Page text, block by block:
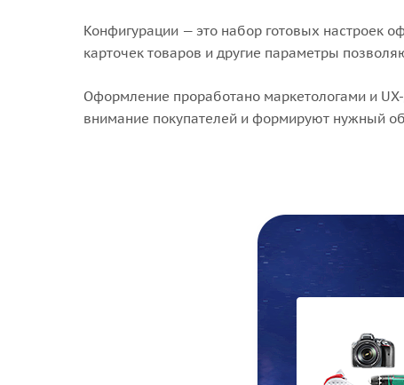
Конфигурации — это набор готовых настроек
карточек товаров и другие параметры
Оформление проработано маркетологами и
внимание покупателей и формируют нужный